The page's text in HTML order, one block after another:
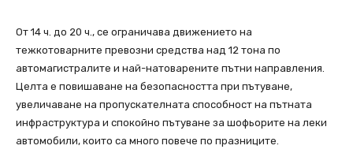
От 14 ч. до 20 ч., се ограничава движението на
тежкотоварните превозни средства над 12 тона по
автомагистралите и най-натоваренитe пътни направления.
Целта е повишаване на безопасността при пътуване,
увеличаване на пропускателната способност на пътната
инфраструктура и спокойно пътуване за шофьорите на леки
автомобили, които са много повече по празниците.